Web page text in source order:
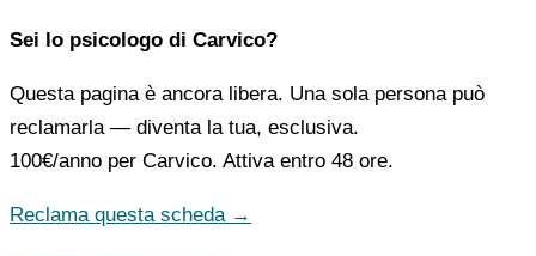
Sei lo psicologo di Carvico?
Questa pagina è ancora libera. Una sola persona può
reclamarla — diventa la tua, esclusiva.
100€/anno per Carvico. Attiva entro 48 ore.
Reclama questa scheda →